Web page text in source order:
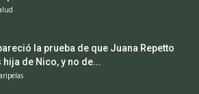
la prueba de que Juana Repetto
hija de Nico, y no de...